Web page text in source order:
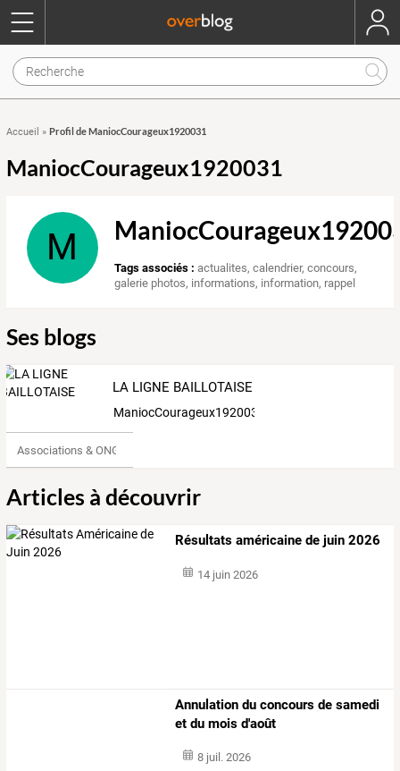
Accueil » Profil de ManiocCourageux1920031
ManiocCourageux1920031
M Tags associés : actualites,calendrier,concours,
galerie photos, informations, information, rappel
Ses blogs
LA LIGNE BAILLOTAISE
ManiocCourageux1920031
Associations & ONG
Articles à découvrir
Résultats américaine de juin 2026
14 juin 2026
Annulation du concours de samedi
et du mois d'août
8 juil. 2026